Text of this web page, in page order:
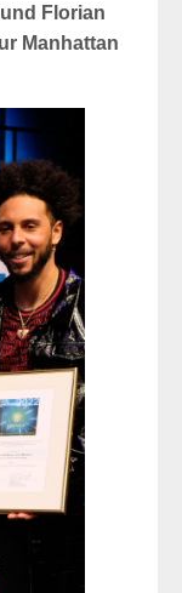
Florian
Manhattan